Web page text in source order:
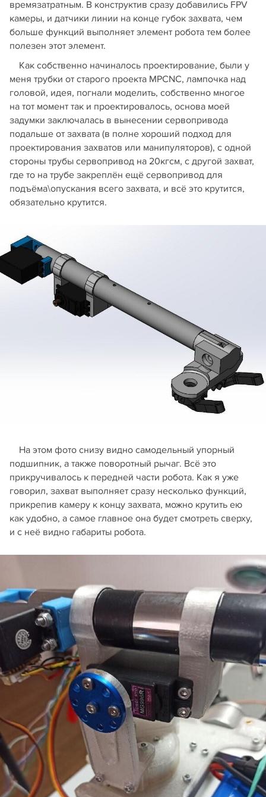
времязатратным. В конструктив сразу добавились FPV
камеры, и датчики линии на конце губок захвата, чем
больше функций выполняет элемент робота тем более
полезен этот элемент.
Как собственно начиналось проектирование, были у
меня трубки от старого проекта MPCNC, лампочка над
головой, идея, погнали моделить, собственно многое
на тот момент так и проектировалось, основа моей
задумки заключалась в вынесении сервопривода
подальше от захвата (в полне хороший подход для
проектирования захватов или манипуляторов), с одной
стороны трубы сервопривод на 20кгсм, с другой захват,
где то на трубе закреплён ещё сервопривод для
подъёма\опускания всего захвата, и всё это крутится,
обязательно крутится.
На этом фото снизу видно самодельный упорный
подшипник, а также поворотный рычаг. Всё это
прикручивалось к передней части робота. Как я уже
говорил, захват выполняет сразу несколько функций,
прикрепив камеру к концу захвата, можно крутить ею
как удобно, а самое главное она будет смотреть сверху,
и с неё видно габариты робота.